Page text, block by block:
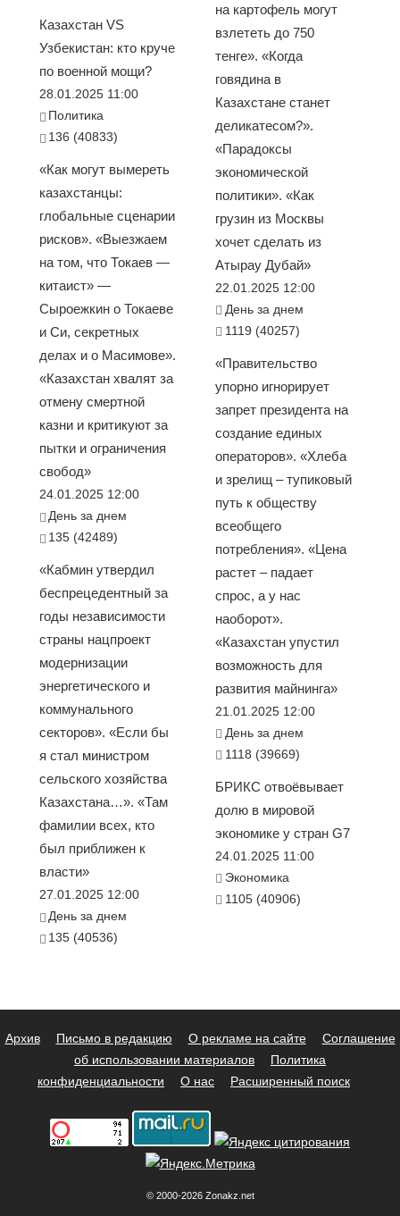
Казахстан VS
Узбекистан: кто круче
по военной мощи?
28.01.2025 11:00
Политика
136 (40833)
«Как могут вымереть
казахстанцы:
глобальные сценарии
рисков». «Выезжаем
на том, что Токаев —
китаист» —
Сыроежкин о Токаеве
и Си, секретных
делах и о Масимове».
«Казахстан хвалят за
отмену смертной
казни и критикуют за
пытки и ограничения
свобод»
24.01.2025 12:00
День за днем
135 (42489)
«Кабмин утвердил
беспрецедентный за
годы независимости
страны нацпроект
модернизации
энергетического и
коммунального
секторов». «Если бы
я стал министром
сельского хозяйства
Казахстана…». «Там
фамилии всех, кто
был приближен к
власти»
27.01.2025 12:00
День за днем
135 (40536)
на картофель могут
взлететь до 750
тенге». «Когда
говядина в
Казахстане станет
деликатесом?».
«Парадоксы
экономической
политики». «Как
грузин из Москвы
хочет сделать из
Атырау Дубай»
22.01.2025 12:00
День за днем
1119 (40257)
«Правительство
упорно игнорирует
запрет президента на
создание единых
операторов». «Хлеба
и зрелищ – тупиковый
путь к обществу
всеобщего
потребления». «Цена
растет – падает
спрос, а у нас
наоборот».
«Казахстан упустил
возможность для
развития майнинга»
21.01.2025 12:00
День за днем
1118 (39669)
БРИКС отвоёвывает
долю в мировой
экономике у стран G7
24.01.2025 11:00
Экономика
1105 (40906)
Архив Письмо в редакцию О рекламе на сайте
Соглашение
об использовании материалов
Политика
конфиденциальности
О нас Расширенный поиск
© 2000-2026 Zonakz.net